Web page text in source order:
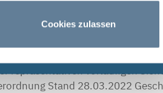
Cookies zulassen
der
repräsentativen vorläufigen
Stand 28.03.2022